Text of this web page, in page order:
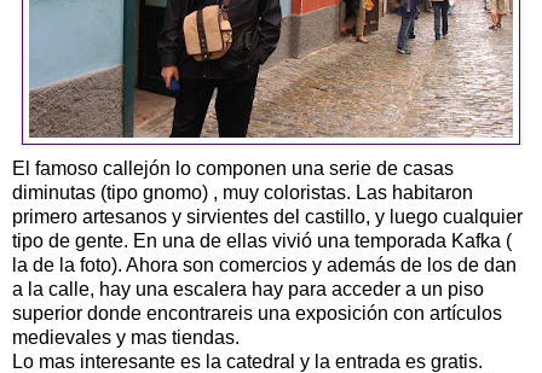
El famoso callejón lo componen una serie de casas
diminutas (tipo gnomo) , muy coloristas. Las habitaron
primero artesanos y sirvientes del castillo, y luego cualquier
tipo de gente. En una de ellas vivió una temporada Kafka (
la de la foto). Ahora son comercios y además de los de dan
a la calle, hay una escalera hay para acceder a un piso
superior donde encontrareis una exposición con artículos
medievales y mas tiendas.
Lo mas interesante es la catedral y la entrada es gratis.